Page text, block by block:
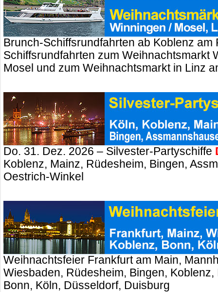
Brunch-Schiffsrundfahrten ab Koblenz am
Schiffsrundfahrten zum Weihnachtsmarkt
Mosel und zum Weihnachtsmarkt in Linz
Do. 31. Dez. 2026 – Silvester-Partyschiffe
Koblenz, Mainz, Rüdesheim, Bingen,
Oestrich-Winkel
Weihnachtsfeier Frankfurt am Main,
Wiesbaden, Rüdesheim, Bingen, Koblenz,
Bonn, Köln, Düsseldorf, Duisburg